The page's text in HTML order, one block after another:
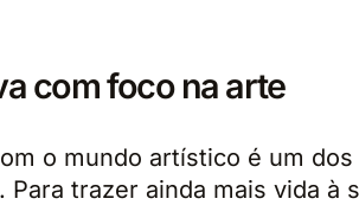
com foco na arte
o mundo artístico é um dos
trazer ainda mais vida à